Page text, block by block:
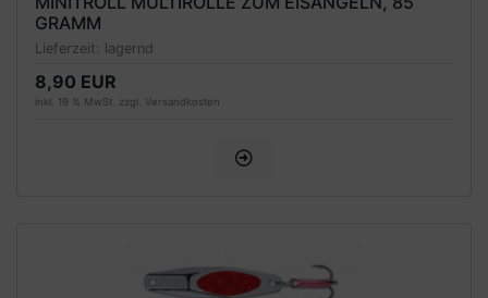
GRAMM
Lieferzeit: lagernd
8,90 EUR
inkl. 19 % MwSt. zzgl. Versandkosten